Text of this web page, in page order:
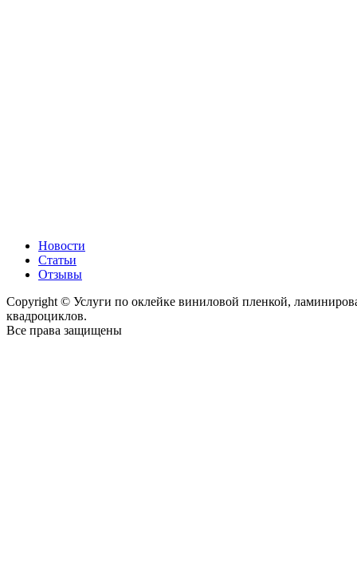
Новости
Статьи
Отзывы
Copyright © Услуги по оклейке виниловой пленкой,
квадроциклов.
Все права защищены